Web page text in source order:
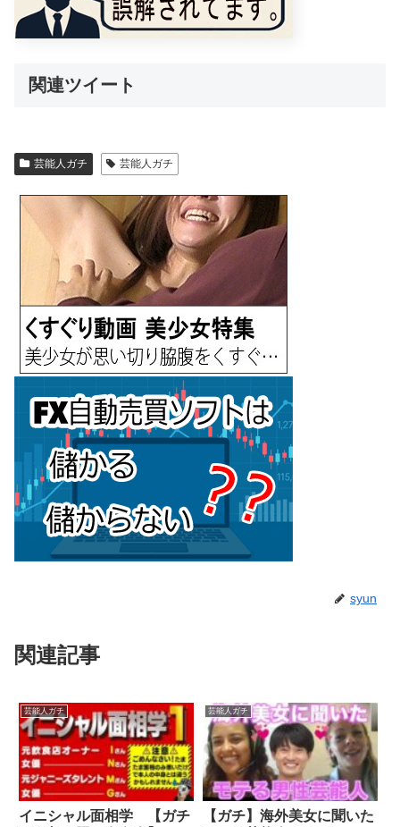
関連ツイート
芸能人ガチ 芸能人ガチ
syun
関連記事
芸能人ガチ
イニシャル面相学 【ガチ
芸能人ガチ
【ガチ】海外美女に聞いた